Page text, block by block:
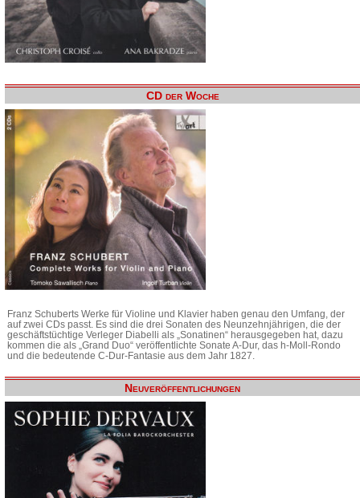
CD der Woche
Franz Schuberts Werke für Violine und Klavier haben genau den Umfang, der
auf zwei CDs passt. Es sind die drei Sonaten des Neunzehnjährigen, die der
geschäftstüchtige Verleger Diabelli als „Sonatinen“ herausgegeben hat, dazu
kommen die als „Grand Duo“ veröffentlichte Sonate A-Dur, das h-Moll-Rondo
und die bedeutende C-Dur-Fantasie aus dem Jahr 1827.
Neuveröffentlichungen